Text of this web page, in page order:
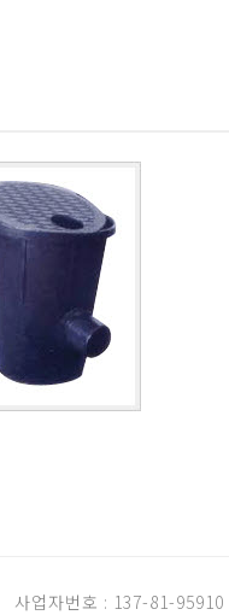
사업자번호 : 137-81-95910